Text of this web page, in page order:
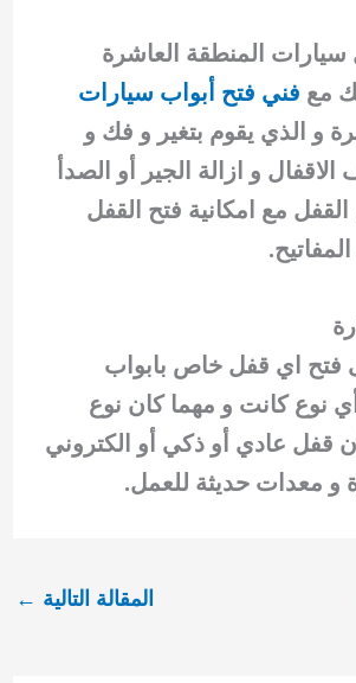
سيارات المنطقة العاشرة
مع فني فتح أبواب سيارات
و الذي يقوم بتغير و فك و
و ازالة الجير أو الصدأ
القفل مع امكانية فتح القفل
فتح اي قفل خاص بابواب
نوع كانت و مهما كان نوع
قفل عادي أو ذكي أو الكتروني
و معدات حديثة للعمل.
المقالة التالية ←